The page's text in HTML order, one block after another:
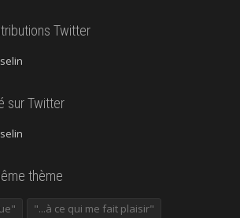
Twitter
sur Twitter
thème
"...à ce qui me fait plaisir"